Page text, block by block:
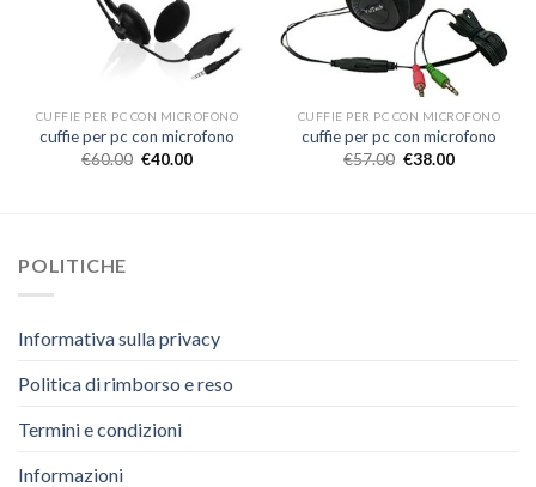
CUFFIE PER PC CON MICROFONO
cuffie per pc con microfono
€60.00 €40.00
CUFFIE PER PC CON MICROFONO
cuffie per pc con microfono
€57.00 €38.00
POLITICHE
Informativa sulla privacy
Politica di rimborso e reso
Termini e condizioni
Informazioni